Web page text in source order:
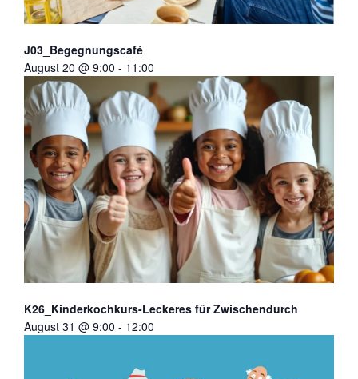
J03_Begegnungscafé
August 20 @ 9:00 - 11:00
K26_Kinderkochkurs-Leckeres für Zwischendurch
August 31 @ 9:00 - 12:00